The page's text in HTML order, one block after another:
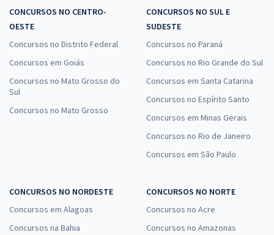
CONCURSOS NO CENTRO-
OESTE
Concursos no Distrito Federal
Concursos em Goiás
Concursos no Mato Grosso do
Sul
Concursos no Mato Grosso
CONCURSOS NO SUL E
SUDESTE
Concursos no Paraná
Concursos no Rio Grande do Sul
Concursos em Santa Catarina
Concursos no Espírito Santo
Concursos em Minas Gerais
Concursos no Rio de Janeiro
Concursos em São Paulo
CONCURSOS NO NORDESTE
Concursos em Alagoas
Concursos na Bahia
CONCURSOS NO NORTE
Concursos no Acre
Concursos no Amazonas